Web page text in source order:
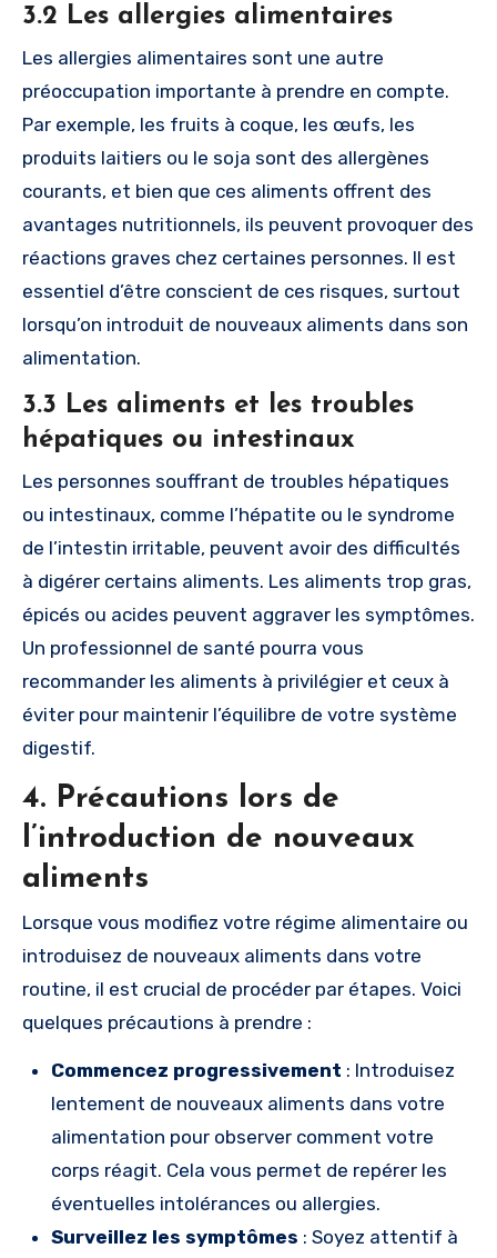
3.2 Les allergies alimentaires
Les allergies alimentaires sont une autre
préoccupation importante à prendre en compte.
Par exemple, les fruits à coque, les œufs, les
produits laitiers ou le soja sont des allergènes
courants, et bien que ces aliments offrent des
avantages nutritionnels, ils peuvent provoquer des
réactions graves chez certaines personnes. Il est
essentiel d’être conscient de ces risques, surtout
lorsqu’on introduit de nouveaux aliments dans son
alimentation.
3.3 Les aliments et les troubles
hépatiques ou intestinaux
Les personnes souffrant de troubles hépatiques
ou intestinaux, comme l’hépatite ou le syndrome
de l’intestin irritable, peuvent avoir des difficultés
à digérer certains aliments. Les aliments trop gras,
épicés ou acides peuvent aggraver les symptômes.
Un professionnel de santé pourra vous
recommander les aliments à privilégier et ceux à
éviter pour maintenir l’équilibre de votre système
digestif.
4. Précautions lors de
l’introduction de nouveaux
aliments
Lorsque vous modifiez votre régime alimentaire ou
introduisez de nouveaux aliments dans votre
routine, il est crucial de procéder par étapes. Voici
quelques précautions à prendre :
Commencez progressivement : Introduisez
lentement de nouveaux aliments dans votre
alimentation pour observer comment votre
corps réagit. Cela vous permet de repérer les
éventuelles intolérances ou allergies.
Surveillez les symptômes : Soyez attentif à